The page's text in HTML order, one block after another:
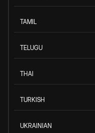
TAMIL
TELUGU
THAI
TURKISH
UKRAINIAN